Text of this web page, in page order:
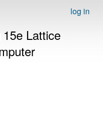
log in
Lattice